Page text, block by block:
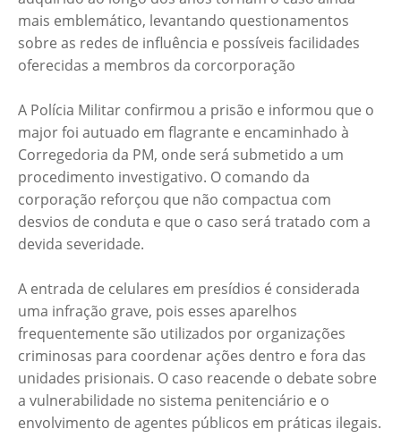
mais emblemático, levantando questionamentos
sobre as redes de influência e possíveis facilidades
oferecidas a membros da corcorporação
A Polícia Militar confirmou a prisão e informou que o
major foi autuado em flagrante e encaminhado à
Corregedoria da PM, onde será submetido a um
procedimento investigativo. O comando da
corporação reforçou que não compactua com
desvios de conduta e que o caso será tratado com a
devida severidade.
A entrada de celulares em presídios é considerada
uma infração grave, pois esses aparelhos
frequentemente são utilizados por organizações
criminosas para coordenar ações dentro e fora das
unidades prisionais. O caso reacende o debate sobre
a vulnerabilidade no sistema penitenciário e o
envolvimento de agentes públicos em práticas ilegais.